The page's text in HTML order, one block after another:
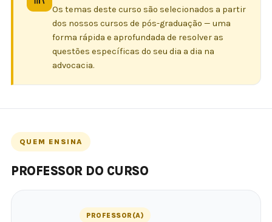
Os temas deste curso são selecionados a partir
dos nossos cursos de pós-graduação — uma
forma rápida e aprofundada de resolver as
questões específicas do seu dia a dia na
advocacia.
QUEM ENSINA
PROFESSOR DO CURSO
PROFESSOR(A)